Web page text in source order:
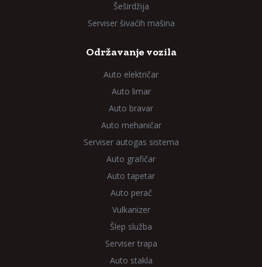
Šeširdžija
Serviser šivaćih mašina
Održavanje vozila
Auto električar
Auto limar
Auto bravar
Auto mehaničar
Serviser autogas sistema
Auto grafičar
Auto tapetar
Auto perač
Vulkanizer
Šlep služba
Serviser trapa
Auto stakla